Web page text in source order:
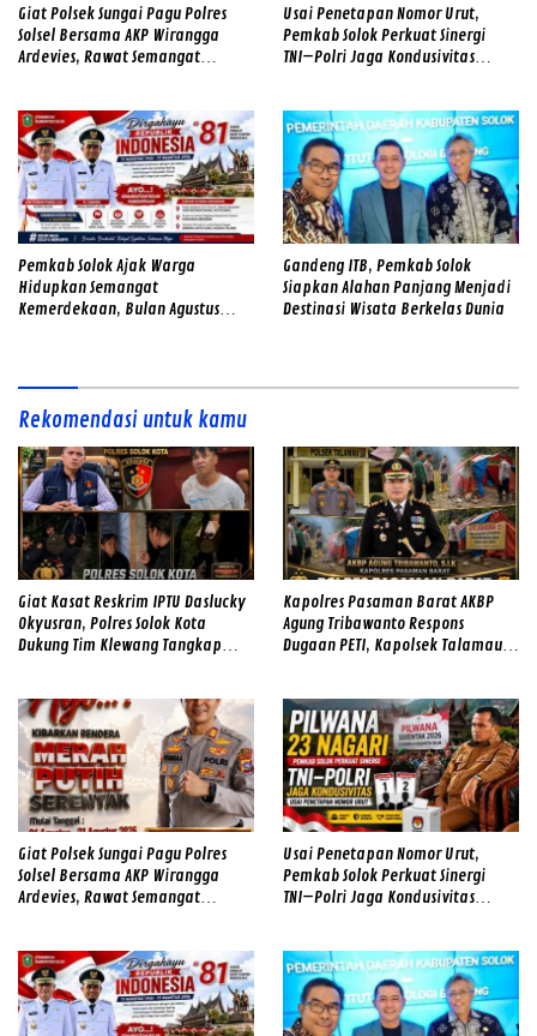
Giat Polsek Sungai Pagu Polres
Solsel Bersama AKP Wirangga
Ardevies, Rawat Semangat
Usai Penetapan Nomor Urut,
Pemkab Solok Perkuat Sinergi
TNI–Polri Jaga Kondusivitas
Pemkab Solok Ajak Warga
Hidupkan Semangat
Kemerdekaan, Bulan Agustus
Gandeng ITB, Pemkab Solok
Siapkan Alahan Panjang Menjadi
Destinasi Wisata Berkelas Dunia
Rekomendasi untuk kamu
Giat Kasat Reskrim IPTU Daslucky
Okyusran, Polres Solok Kota
Dukung Tim Klewang Tangkap
Kapolres Pasaman Barat AKBP
Agung Tribawanto Respons
Dugaan PETI, Kapolsek Talamau
Giat Polsek Sungai Pagu Polres
Solsel Bersama AKP Wirangga
Ardevies, Rawat Semangat
Usai Penetapan Nomor Urut,
Pemkab Solok Perkuat Sinergi
TNI–Polri Jaga Kondusivitas